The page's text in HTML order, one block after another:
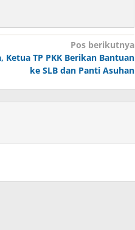
Pos berikutnya
Ketua TP PKK Berikan Bantuan
ke SLB dan Panti Asuhan